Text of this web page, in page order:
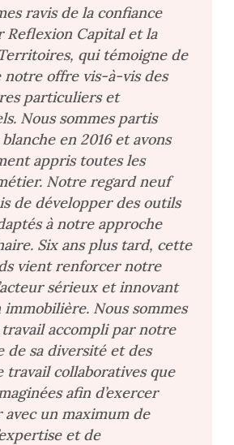
ravis de la confiance
Reflexion Capital et la
qui témoigne de
notre offre vis-à-vis des
particuliers et
Nous sommes partis
en 2016 et avons
appris toutes les
Notre regard neuf
de développer des outils
à notre approche
Six ans plus tard, cette
vient renforcer notre
sérieux et innovant
immobilière. Nous sommes
accompli par notre
de sa diversité et des
travail collaboratives que
afin d’exercer
un maximum de
et de